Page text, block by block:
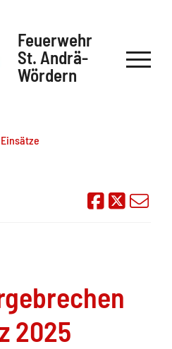
Feuerwehr
St. Andrä-
Wördern
Einsätze
Auf
2025